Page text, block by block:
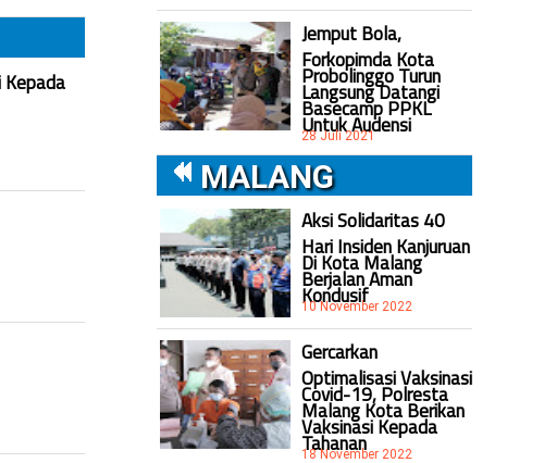
Jemput Bola,
Forkopimda Kota
Probolinggo Turun
Langsung Datangi
Basecamp PPKL
Untuk Audensi
28 Juli 2021
MALANG
Aksi Solidaritas 40
Hari Insiden Kanjuruan
Di Kota Malang
Berjalan Aman
Kondusif
10 November 2022
Gercarkan
Optimalisasi Vaksinasi
Covid-19, Polresta
Malang Kota Berikan
Vaksinasi Kepada
Tahanan
18 November 2022